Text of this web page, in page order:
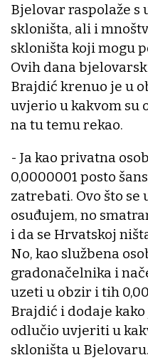
Bjelovar raspolaže s
skloništa, ali i
skloništa koji mogu
Ovih dana
Brajdić krenuo je u
uvjerio u kakvom su
na tu temu rekao.
- Ja kao privatna
0,0000001 posto
zatrebati. Ovo što se
osuđujem, no
i da se Hrvatskoj
No, kao službena
gradonačelnika i
uzeti u obzir i tih
Brajdić i dodaje
odlučio uvjeriti u
skloništa u Bjelovaru.